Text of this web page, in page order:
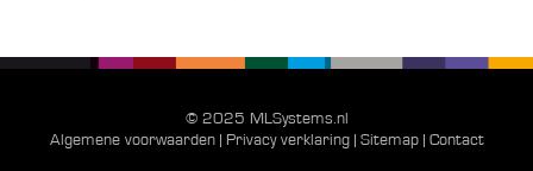
© 2025 MLSystems.nl
Algemene voorwaarden| Privacy verklaring| Sitemap| Contact